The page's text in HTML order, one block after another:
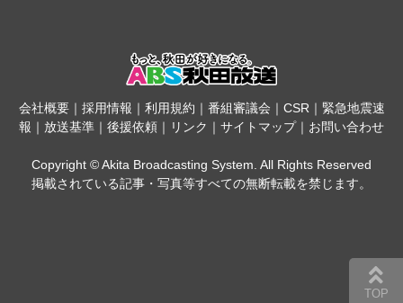
会社概要｜ 採用情報 ｜ 利用規約 ｜ 番組審議会 ｜ CSR ｜ 緊急地震速
報 ｜ 放送基準 ｜ 後援依頼 ｜ リンク ｜ サイトマップ｜ お問い合わせ
Copyright © Akita Broadcasting System. All Rights Reserved
掲載されている記事・写真等すべての無断転載を禁じます。